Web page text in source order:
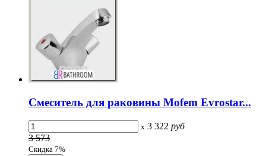
Смеситель для раковины Mofem Evrostar...
x 3 322 руб
3 573
Скидка 7%